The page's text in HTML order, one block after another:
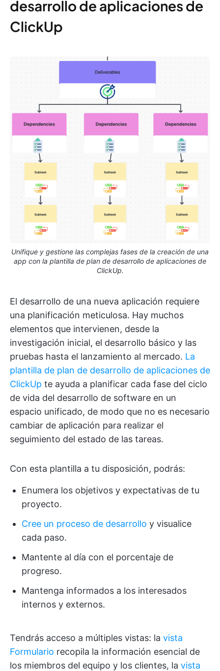
desarrollo de aplicaciones de
ClickUp
Unifique y gestione las complejas fases de la creación de una
app con la plantilla de plan de desarrollo de aplicaciones de
ClickUp.
El desarrollo de una nueva aplicación requiere
una planificación meticulosa. Hay muchos
elementos que intervienen, desde la
investigación inicial, el desarrollo básico y las
pruebas hasta el lanzamiento al mercado. La
plantilla de plan de desarrollo de aplicaciones de
ClickUp te ayuda a planificar cada fase del ciclo
de vida del desarrollo de software en un
espacio unificado, de modo que no es necesario
cambiar de aplicación para realizar el
seguimiento del estado de las tareas.
Con esta plantilla a tu disposición, podrás:
Enumera los objetivos y expectativas de tu
proyecto.
Cree un proceso de desarrollo y visualice
cada paso.
Mantente al día con el porcentaje de
progreso.
Mantenga informados a los interesados
internos y externos.
Tendrás acceso a múltiples vistas: la vista
Formulario recopila la información esencial de
los miembros del equipo y los clientes, la vista